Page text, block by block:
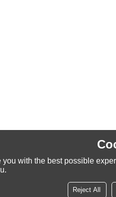
with the best possible
Reject All